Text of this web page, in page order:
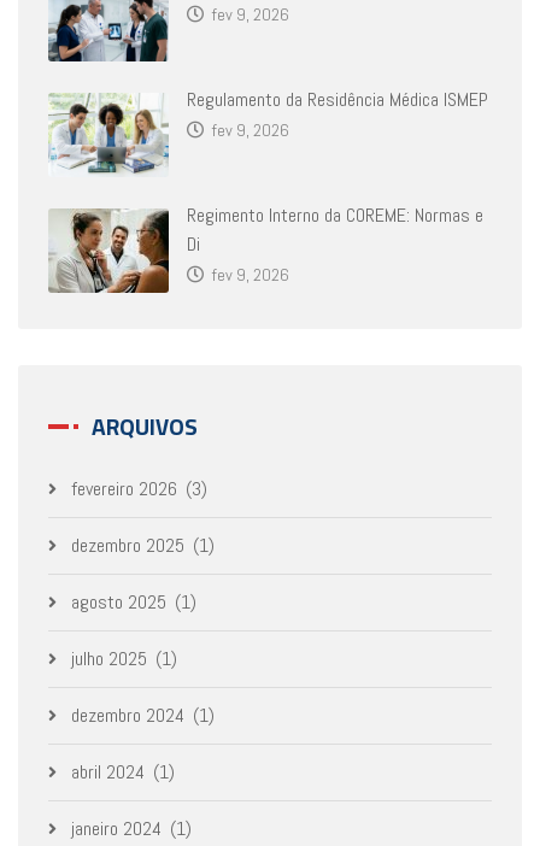
fev 9, 2026
Regulamento da Residência Médica ISMEP
fev 9, 2026
Regimento Interno da COREME: Normas e
Di
fev 9, 2026
ARQUIVOS
fevereiro 2026 (3)
dezembro 2025 (1)
agosto 2025 (1)
julho 2025 (1)
dezembro 2024 (1)
abril 2024 (1)
janeiro 2024 (1)